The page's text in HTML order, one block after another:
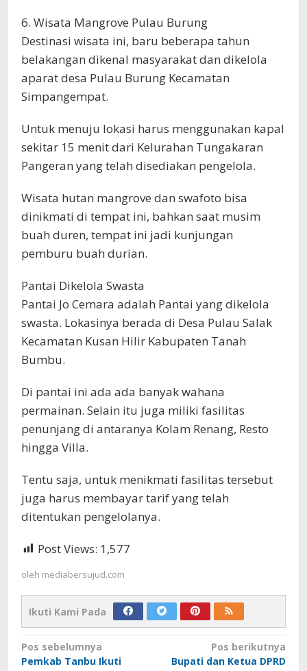
6. Wisata Mangrove Pulau Burung
Destinasi wisata ini, baru beberapa tahun
belakangan dikenal masyarakat dan dikelola
aparat desa Pulau Burung Kecamatan
Simpangempat.
Untuk menuju lokasi harus menggunakan kapal
sekitar 15 menit dari Kelurahan Tungakaran
Pangeran yang telah disediakan pengelola.
Wisata hutan mangrove dan swafoto bisa
dinikmati di tempat ini, bahkan saat musim
buah duren, tempat ini jadi kunjungan
pemburu buah durian.
Pantai Dikelola Swasta
Pantai Jo Cemara adalah Pantai yang dikelola
swasta. Lokasinya berada di Desa Pulau Salak
Kecamatan Kusan Hilir Kabupaten Tanah
Bumbu.
Di pantai ini ada ada banyak wahana
permainan. Selain itu juga miliki fasilitas
penunjang di antaranya Kolam Renang, Resto
hingga Villa.
Tentu saja, untuk menikmati fasilitas tersebut
juga harus membayar tarif yang telah
ditentukan pengelolanya.
Post Views: 1,577
oleh mediabersujud.com
Ikuti Kami Pada
Navigasi
Pos sebelumnya
Pemkab Tanbu Ikuti
Pos berikutnya
Bupati dan Ketua DPRD